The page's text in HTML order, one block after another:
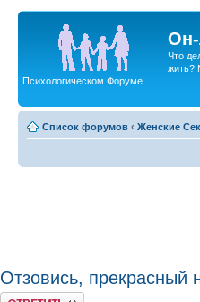
Что
жить?
Психологическом Форуме
Список форумов ‹ Женские
Отзовись, прекрасный
Ответить